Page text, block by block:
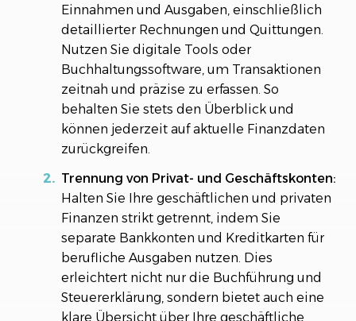
Einnahmen und Ausgaben, einschließlich
detaillierter Rechnungen und Quittungen.
Nutzen Sie digitale Tools oder
Buchhaltungssoftware, um Transaktionen
zeitnah und präzise zu erfassen. So
behalten Sie stets den Überblick und
können jederzeit auf aktuelle Finanzdaten
zurückgreifen.
Trennung von Privat- und Geschäftskonten:
Halten Sie Ihre geschäftlichen und privaten
Finanzen strikt getrennt, indem Sie
separate Bankkonten und Kreditkarten für
berufliche Ausgaben nutzen. Dies
erleichtert nicht nur die Buchführung und
Steuererklärung, sondern bietet auch eine
klare Übersicht über Ihre geschäftliche